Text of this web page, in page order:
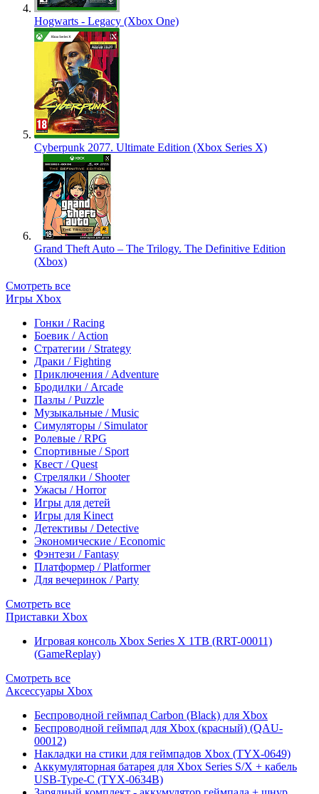
Hogwarts - Legacy (Xbox One)
Cyberpunk 2077. Ultimate Edition (Xbox Series X)
Grand Theft Auto – The Trilogy. The Definitive Edition
(Xbox)
Смотреть все
Игры Xbox
Гонки / Racing
Боевик / Action
Стратегии / Strategy
Драки / Fighting
Приключения / Adventure
Бродилки / Arcade
Пазлы / Puzzle
Музыкальные / Music
Симуляторы / Simulator
Ролевые / RPG
Спортивные / Sport
Квест / Quest
Стрелялки / Shooter
Ужасы / Horror
Игры для детей
Игры для Kinect
Детективы / Detective
Экономические / Economic
Фэнтези / Fantasy
Платформер / Platformer
Для вечеринок / Party
Смотреть все
Приставки Xbox
Игровая консоль Xbox Series X 1TB (RRT-00011)
(GameReplay)
Смотреть все
Аксессуары Xbox
Беспроводной геймпад Carbon (Black) для Xbox
Беспроводной геймпад для Xbox (красный) (QAU-
00012)
Накладки на стики для геймпадов Xbox (TYX-0649)
Аккумуляторная батарея для Xbox Series S/X + кабель
USB-Type-C (TYX-0634B)